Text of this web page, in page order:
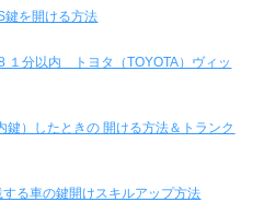
鍵を開ける方法
分以内 トヨタ（TOYOTA）ヴィッ
鍵）したときの 開ける方法＆トランク
る車の鍵開けスキルアップ方法